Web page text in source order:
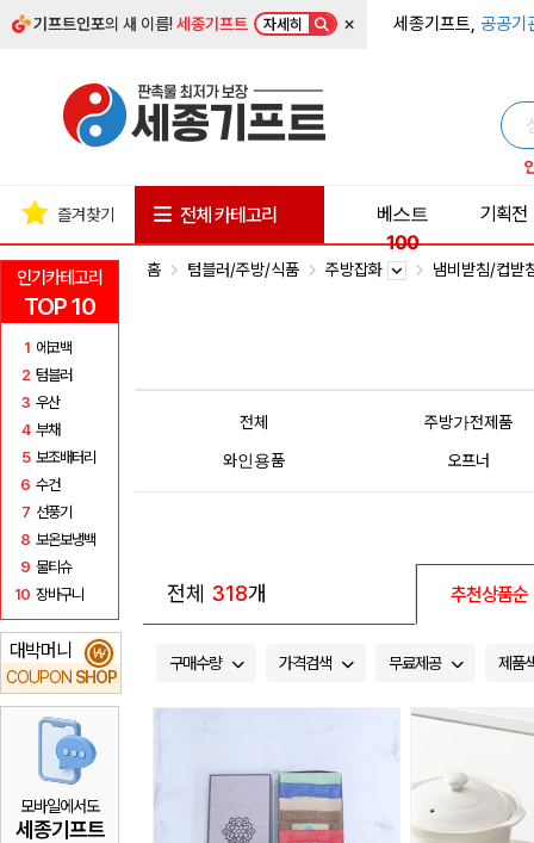
기프트인포의 새 이름!세종기프트 자세히 × 세종기프트, 공공기
인기카테고리
TOP 10
1 에코백
2 텀블러
3 우산
4 부채
5 보조배터리
6 수건
7 선풍기
8 보온보냉백
9 물티슈
10 장바구니
대박머니
COUPON SHOP
₩
모바일에서도
세종기프트
즐겨찾기 전체 카테고리
베스트
100
기획전
홈 텀블러/주방/식품 주방잡화 냄비받침/컵받
전체
주방가전제품
와인용품
오프너
전체 318개 추천상품순
구매수량 가격검색 무료제공 제품